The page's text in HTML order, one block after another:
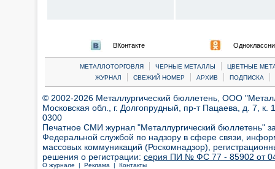
ВКонтакте
МЕТАЛЛОТОРГОВЛЯ | ЧЕРНЫЕ МЕТАЛЛЫ |
ЦВЕТНЫЕ
ЖУРНАЛ
| СВЕЖИЙ НОМЕР | АРХИВ | ПОДПИСКА |
© 2002-2026 Металлургический бюллетень, ООО
Московская обл., г. Долгопрудный, пр-т Пацаева, д. 7,
0300
Печатное СМИ журнал "Металлургический бюллетень"
Федеральной службой по надзору в сфере связи,
массовых коммуникаций (Роскомнадзор),
решения о регистрации: серия ПИ № ФС 77 - 85902 от 04
О журнале | Реклама | Контакты